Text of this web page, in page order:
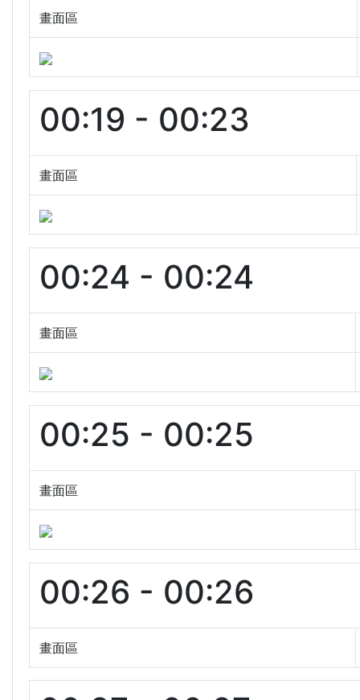
畫面區
00:19 - 00:23
畫面區
00:24 - 00:24
畫面區
00:25 - 00:25
畫面區
00:26 - 00:26
畫面區